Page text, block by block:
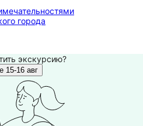
города
экскурсию?
15-16 авг